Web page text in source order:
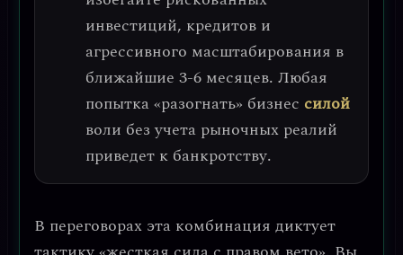
инвестиций, кредитов и
агрессивного масштабирования в
ближайшие 3-6 месяцев. Любая
попытка «разогнать» бизнес силой
воли без учета рыночных реалий
приведет к банкротству.
В переговорах эта комбинация диктует